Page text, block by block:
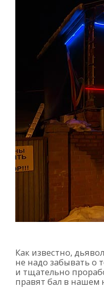
Как известно,
не надо забывать о
и тщательно
правят бал в нашем